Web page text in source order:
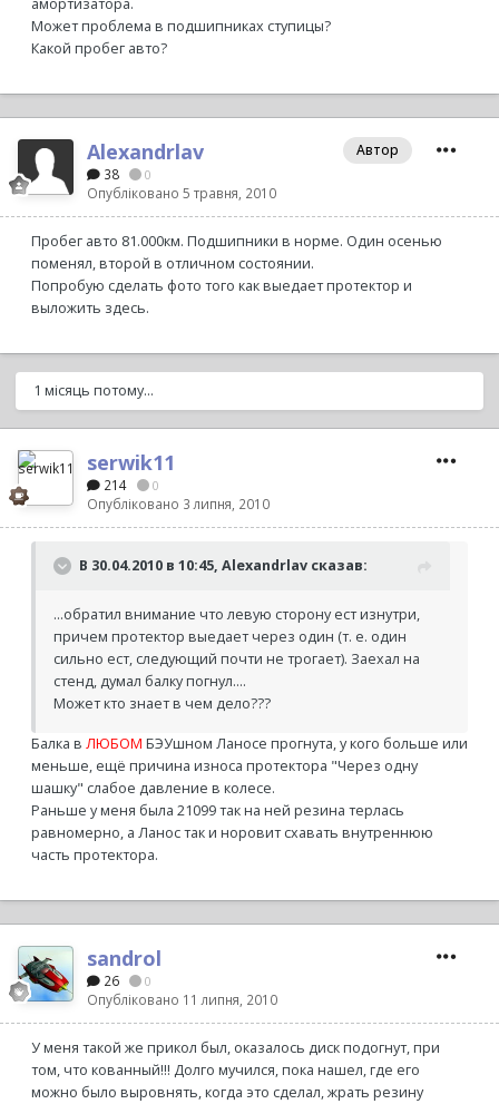
амортизатора.
Может проблема в подшипниках ступицы?
Какой пробег авто?
Alexandrlav
38 0
Опубліковано 5 травня, 2010
Автор
Пробег авто 81.000км. Подшипники в норме. Один осенью
поменял, второй в отличном состоянии.
Попробую сделать фото того как выедает протектор и
выложить здесь.
1 місяць потому...
serwik11
214 0
Опубліковано 3 липня, 2010
В 30.04.2010 в 10:45, Alexandrlav сказав:
...обратил внимание что левую сторону ест изнутри,
причем протектор выедает через один (т. е. один
сильно ест, следующий почти не трогает). Заехал на
стенд, думал балку погнул....
Может кто знает в чем дело???
Балка в ЛЮБОМ БЭУшном Ланосе прогнута, у кого больше или
меньше, ещё причина износа протектора "Через одну
шашку" слабое давление в колесе.
Раньше у меня была 21099 так на ней резина терлась
равномерно, а Ланос так и норовит схавать внутреннюю
часть протектора.
sandrol
26 0
Опубліковано 11 липня, 2010
У меня такой же прикол был, оказалось диск подогнут, при
том, что кованный!!! Долго мучился, пока нашел, где его
можно было выровнять, когда это сделал, жрать резину